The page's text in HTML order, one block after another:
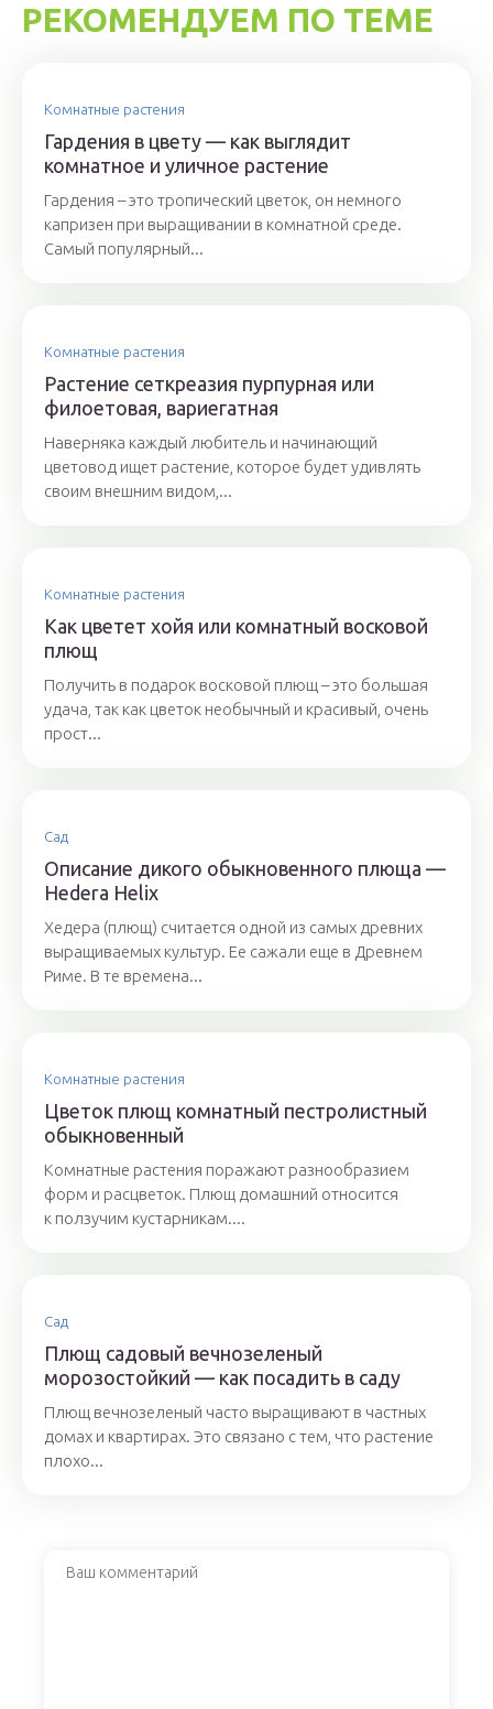
РЕКОМЕНДУЕМ ПО ТЕМЕ
Комнатные растения
Гардения в цвету — как выглядит
комнатное и уличное растение
Гардения – это тропический цветок, он немного
капризен при выращивании в комнатной среде.
Самый популярный...
Комнатные растения
Растение сеткреазия пурпурная или
филоетовая, вариегатная
Наверняка каждый любитель и начинающий
цветовод ищет растение, которое будет удивлять
своим внешним видом,...
Комнатные растения
Как цветет хойя или комнатный восковой
плющ
Получить в подарок восковой плющ – это большая
удача, так как цветок необычный и красивый, очень
прост...
Сад
Описание дикого обыкновенного плюща —
Hedera Helix
Хедера (плющ) считается одной из самых древних
выращиваемых культур. Ее сажали еще в Древнем
Риме. В те времена...
Комнатные растения
Цветок плющ комнатный пестролистный
обыкновенный
Комнатные растения поражают разнообразием
форм и расцветок. Плющ домашний относится
к ползучим кустарникам....
Сад
Плющ садовый вечнозеленый
морозостойкий — как посадить в саду
Плющ вечнозеленый часто выращивают в частных
домах и квартирах. Это связано с тем, что растение
плохо...